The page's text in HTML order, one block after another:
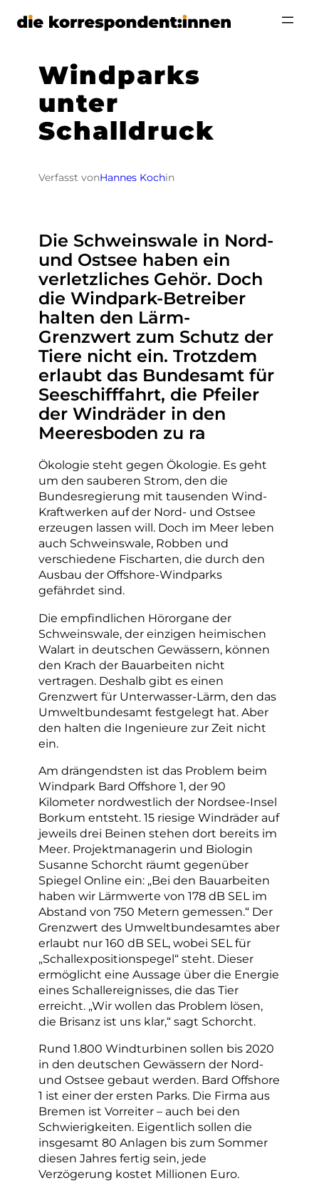
Zum
Windparks
unter
Schalldruck
Verfasst vonHannes Kochin
Die Schweinswale in Nord-
und Ostsee haben ein
verletzliches Gehör. Doch
die Windpark-Betreiber
halten den Lärm-
Grenzwert zum Schutz der
Tiere nicht ein. Trotzdem
erlaubt das Bundesamt für
Seeschifffahrt, die Pfeiler
der Windräder in den
Meeresboden zu ra
Ökologie steht gegen Ökologie. Es geht
um den sauberen Strom, den die
Bundesregierung mit tausenden Wind-
Kraftwerken auf der Nord- und Ostsee
erzeugen lassen will. Doch im Meer leben
auch Schweinswale, Robben und
verschiedene Fischarten, die durch den
Ausbau der Offshore-Windparks
gefährdet sind.
Die empfindlichen Hörorgane der
Schweinswale, der einzigen heimischen
Walart in deutschen Gewässern, können
den Krach der Bauarbeiten nicht
vertragen. Deshalb gibt es einen
Grenzwert für Unterwasser-Lärm, den das
Umweltbundesamt festgelegt hat. Aber
den halten die Ingenieure zur Zeit nicht
ein.
Am drängendsten ist das Problem beim
Windpark Bard Offshore 1, der 90
Kilometer nordwestlich der Nordsee-Insel
Borkum entsteht. 15 riesige Windräder auf
jeweils drei Beinen stehen dort bereits im
Meer. Projektmanagerin und Biologin
Susanne Schorcht räumt gegenüber
Spiegel Online ein: „Bei den Bauarbeiten
haben wir Lärmwerte von 178 dB SEL im
Abstand von 750 Metern gemessen.“ Der
Grenzwert des Umweltbundesamtes aber
erlaubt nur 160 dB SEL, wobei SEL für
„Schallexpositionspegel“ steht. Dieser
ermöglicht eine Aussage über die Energie
eines Schallereignisses, die das Tier
erreicht. „Wir wollen das Problem lösen,
die Brisanz ist uns klar,“ sagt Schorcht.
Rund 1.800 Windturbinen sollen bis 2020
in den deutschen Gewässern der Nord-
und Ostsee gebaut werden. Bard Offshore
1 ist einer der ersten Parks. Die Firma aus
Bremen ist Vorreiter – auch bei den
Schwierigkeiten. Eigentlich sollen die
insgesamt 80 Anlagen bis zum Sommer
diesen Jahres fertig sein, jede
Verzögerung kostet Millionen Euro.